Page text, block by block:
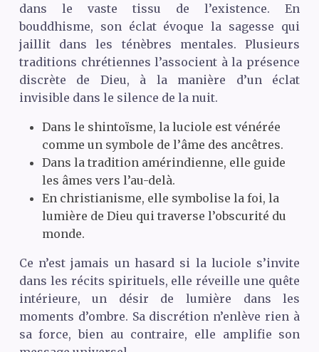
dans le vaste tissu de l’existence. En
bouddhisme, son éclat évoque la sagesse qui
jaillit dans les ténèbres mentales. Plusieurs
traditions chrétiennes l’associent à la présence
discrète de Dieu, à la manière d’un éclat
invisible dans le silence de la nuit.
Dans le shintoïsme, la luciole est vénérée
comme un symbole de l’âme des ancêtres.
Dans la tradition amérindienne, elle guide
les âmes vers l’au-delà.
En christianisme, elle symbolise la foi, la
lumière de Dieu qui traverse l’obscurité du
monde.
Ce n’est jamais un hasard si la luciole s’invite
dans les récits spirituels, elle réveille une quête
intérieure, un désir de lumière dans les
moments d’ombre. Sa discrétion n’enlève rien à
sa force, bien au contraire, elle amplifie son